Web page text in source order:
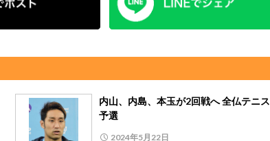
内山、内島、本玉が2回戦へ 全仏テニス
予選
2024年5月22日